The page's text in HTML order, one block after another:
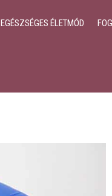
EGÉSZSÉGES ÉLETMÓD